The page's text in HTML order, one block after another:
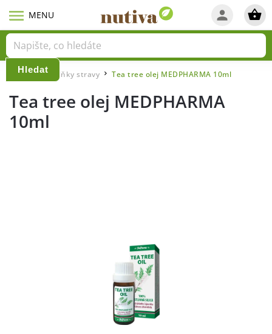
Hledat
Domů / Doplňky stravy / Tea tree olej MEDPHARMA 10ml
Tea tree olej MEDPHARMA
10ml